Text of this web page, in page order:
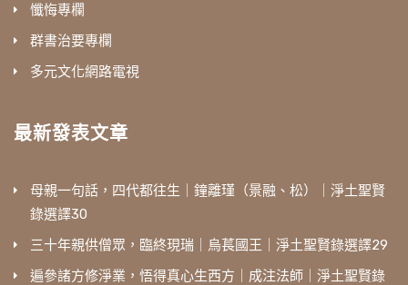
懺悔專欄
群書治要專欄
多元文化網路電視
最新發表文章
母親一句話，四代都往生｜鐘離瑾（景融、松）｜淨土聖賢
錄選譯30
三十年親供僧眾，臨終現瑞｜烏萇國王｜淨土聖賢錄選譯29
遍參諸方修淨業，悟得真心生西方｜成注法師｜淨土聖賢錄